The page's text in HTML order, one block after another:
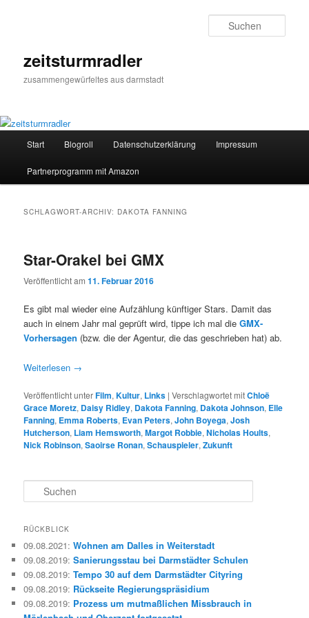
zeitsturmradler
zusammengewürfeltes aus darmstadt
Start Blogroll Datenschutzerklärung Impressum
Partnerprogramm mit Amazon
SCHLAGWORT-ARCHIV: DAKOTA FANNING
Star-Orakel bei GMX
Veröffentlicht am11. Februar 2016
Es gibt mal wieder eine Aufzählung künftiger Stars. Damit das
auch in einem Jahr mal geprüft wird, tippe ich mal dieGMX-
Vorhersagen (bzw. die der Agentur, die das geschrieben hat) ab.
Weiterlesen →
Veröffentlicht unterFilm,Kultur, Links |Verschlagwortet mitChloë
Grace Moretz, Daisy Ridley, Dakota Fanning, Dakota Johnson, Elle
Fanning, Emma Roberts, Evan Peters,John Boyega,Josh
Hutcherson, Liam Hemsworth,Margot Robbie,Nicholas Hoults,
Nick Robinson,Saoirse Ronan,Schauspieler,Zukunft
u
h
n
RÜCKBLICK
09.08.2021:Wohnen am Dalles in Weiterstadt
09.08.2019:Sanierungsstau bei Darmstädter Schulen
09.08.2019:Tempo 30 auf dem Darmstädter Cityring
09.08.2019: Rückseite Regierungspräsidium
09.08.2019: Prozess um mutmaßlichen Missbrauch in